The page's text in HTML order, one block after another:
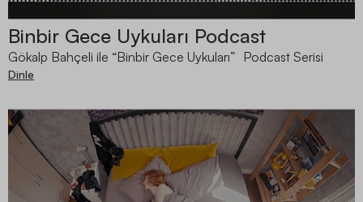
Binbir Gece Uykuları Podcast
Gökalp Bahçeli ile “Binbir Gece Uykuları” Podcast Serisi
Dinle